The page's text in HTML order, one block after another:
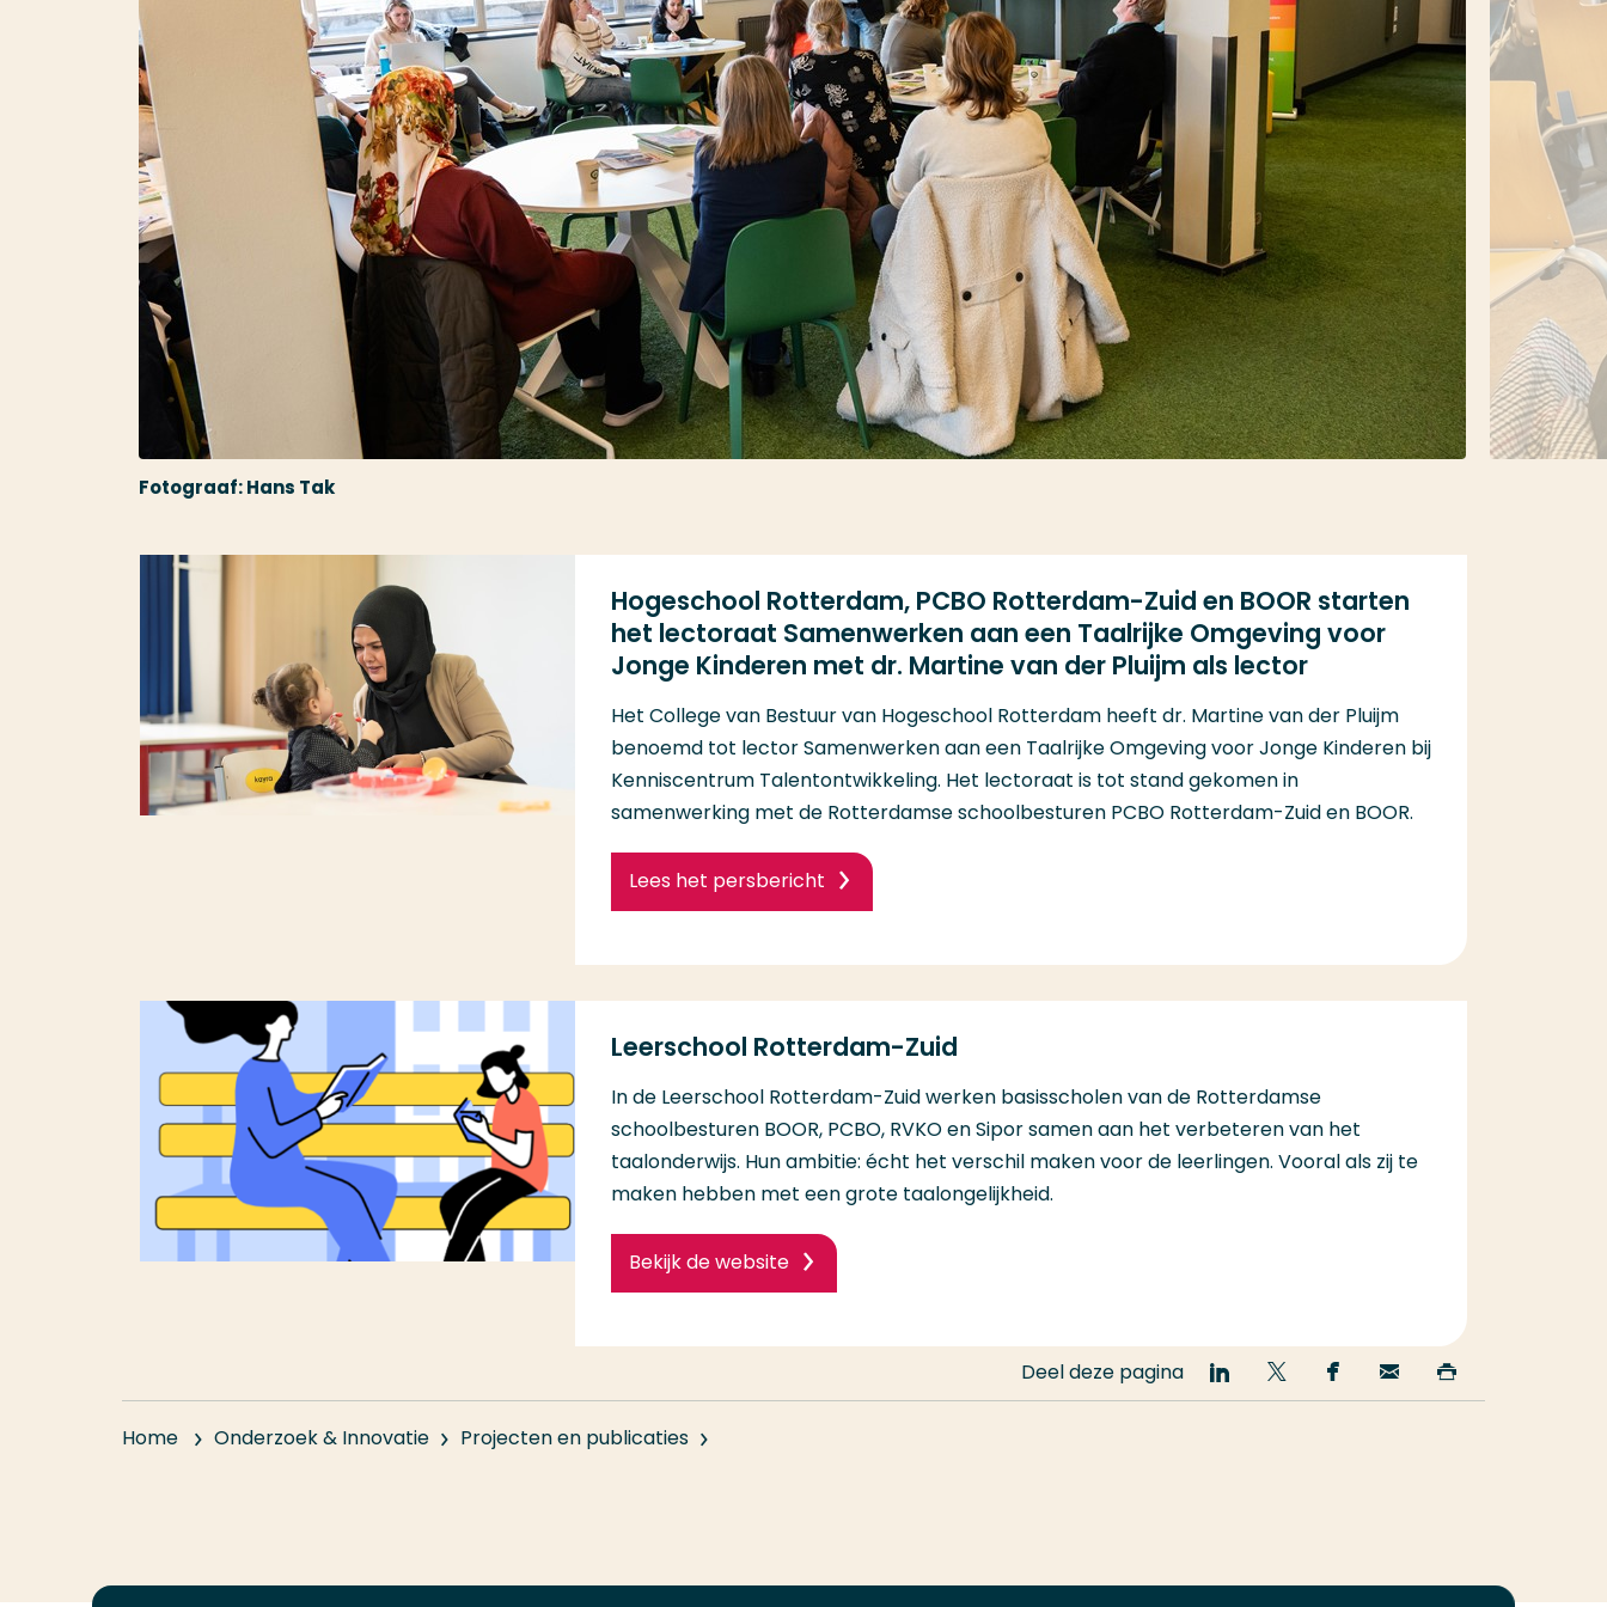
Fotograaf: Hans Tak
Hogeschool Rotterdam, PCBO Rotterdam-Zuid en BOOR starten
het lectoraat Samenwerken aan een Taalrijke Omgeving voor
Jonge Kinderen met dr. Martine van der Pluijm als lector
Het College van Bestuur van Hogeschool Rotterdam heeft dr. Martine van der Pluijm
benoemd tot lector Samenwerken aan een Taalrijke Omgeving voor Jonge Kinderen bij
Kenniscentrum Talentontwikkeling. Het lectoraat is tot stand gekomen in
samenwerking met de Rotterdamse schoolbesturen PCBO Rotterdam-Zuid en BOOR.
Lees het persbericht
Leerschool Rotterdam-Zuid
In de Leerschool Rotterdam-Zuid werken basisscholen van de Rotterdamse
schoolbesturen BOOR, PCBO, RVKO en Sipor samen aan het verbeteren van het
taalonderwijs. Hun ambitie: écht het verschil maken voor de leerlingen. Vooral als zij te
maken hebben met een grote taalongelijkheid.
Bekijk de website
Home Onderzoek & Innovatie Projecten en publicaties
Deel deze pagina
Deel
op
Deel
op
Deel
op
Email
deze deze